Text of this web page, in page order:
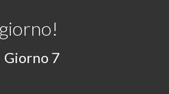
Giorno 7